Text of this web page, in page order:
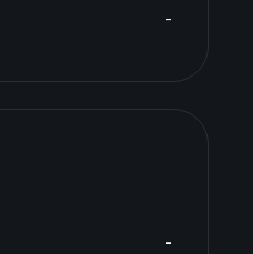
-
-